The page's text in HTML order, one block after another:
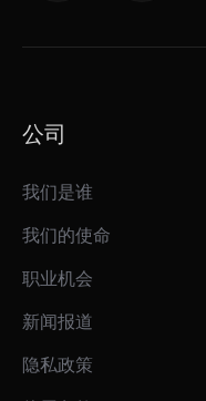
公司
我们是谁
我们的使命
职业机会
新闻报道
隐私政策